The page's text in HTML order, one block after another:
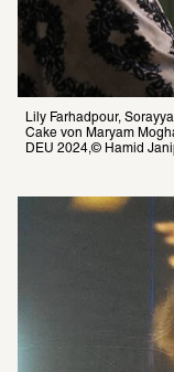
Lily Farhadpour,
Cake von Maryam
DEU 2024,© Hamid